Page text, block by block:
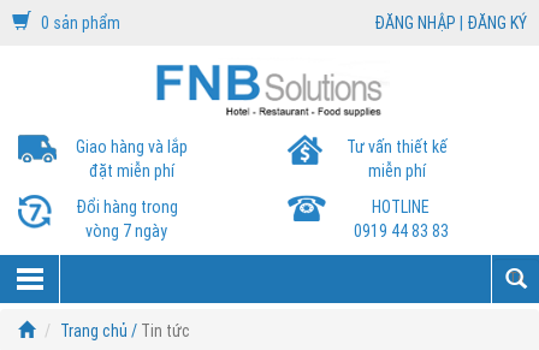
0 sản phẩm ĐĂNG NHẬP | ĐĂNG KÝ
Giao hàng và lắp
đặt miễn phí
Tư vấn thiết kế
miễn phí
Đổi hàng trong
vòng 7 ngày
HOTLINE
0919 44 83 83
Trang chủ / Tin tức